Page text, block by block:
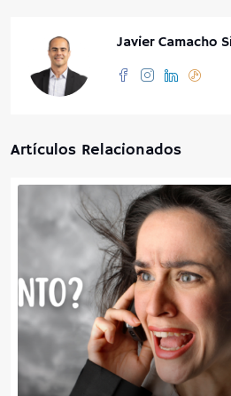
Javier Camacho
Artículos Relacionados